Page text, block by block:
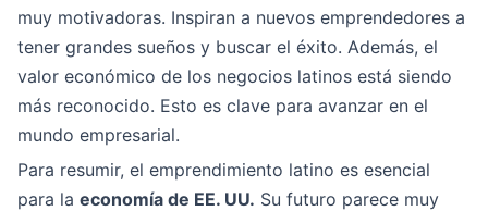
muy motivadoras. Inspiran a nuevos emprendedores a
tener grandes sueños y buscar el éxito. Además, el
valor económico de los negocios latinos está siendo
más reconocido. Esto es clave para avanzar en el
mundo empresarial.
Para resumir, el emprendimiento latino es esencial
para la economía de EE. UU. Su futuro parece muy